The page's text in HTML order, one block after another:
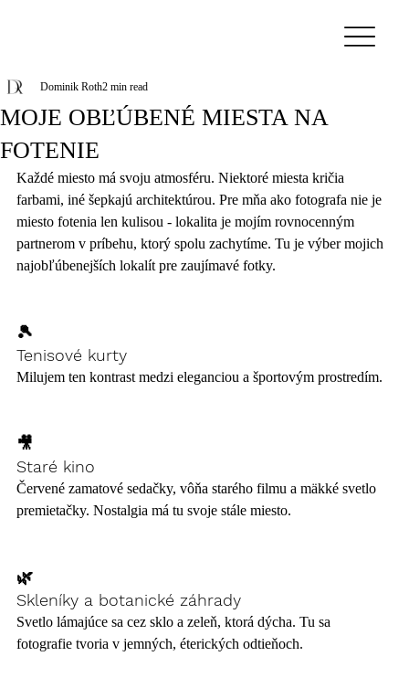
MOJE OBĽÚBENÉ MIESTA NA
FOTENIE
Dominik Roth2 min read
Každé miesto má svoju atmosféru. Niektoré miesta kričia
farbami, iné šepkajú architektúrou. Pre mňa ako fotografa nie je
miesto fotenia len kulisou - lokalita je mojím rovnocenným
partnerom v príbehu, ktorý spolu zachytíme. Tu je výber mojich
najobľúbenejších lokalít pre zaujímavé fotky.
🎾
Tenisové kurty
Milujem ten kontrast medzi eleganciou a športovým prostredím.
🎥
Staré kino
Červené zamatové sedačky, vôňa starého filmu a mäkké svetlo
premietačky. Nostalgia má tu svoje stále miesto.
🌿
Skleníky a botanické záhrady
Svetlo lámajúce sa cez sklo a zeleň, ktorá dýcha. Tu sa
fotografie tvoria v jemných, éterických odtieňoch.